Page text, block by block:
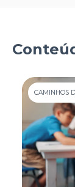
CAMINHOS